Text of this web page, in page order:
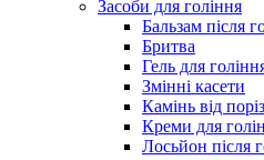
Засоби для гоління
Бальзам після
Бритва
Гель для
Змінні касети
Камінь від
Креми для
Лосьйон після